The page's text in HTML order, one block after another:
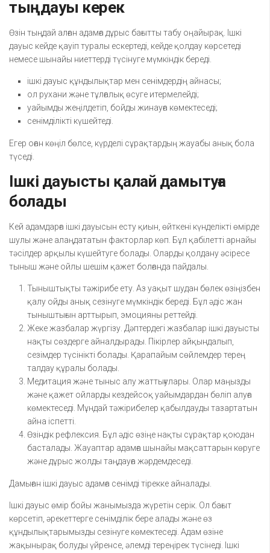
тыңдауы керек
Өзін тыңдай алған адамға дұрыс бағытты табу оңайырақ. Ішкі
дауыс кейде қауіп туралы ескертеді, кейде қолдау көрсетеді
немесе шынайы ниеттерді түсінуге мүмкіндік береді.
ішкі дауыс құндылықтар мен сенімдердің айнасы;
ол рухани және тұлғалық өсуге итермелейді;
уайымды жеңілдетіп, бойды жинауға көмектеседі;
сенімділікті күшейтеді.
Егер оған көңіл бөлсе, күрделі сұрақтардың жауабы анық бола
түседі.
Ішкі дауысты қалай дамытуға
болады
Кей адамдарға ішкі дауысын есту қиын, өйткені күнделікті өмірде
шулы және алаңдататын факторлар көп. Бұл қабілетті арнайы
тәсілдер арқылы күшейтуге болады. Оларды қолдану әсіресе
тыныш және ойлы шешім қажет болғанда пайдалы.
Тыныштықты тәжірибе ету. Аз уақыт шудан бөлек өзіңізбен
қалу ойды анық сезінуге мүмкіндік береді. Бұл әдіс жан
тыныштығын арттырып, эмоцияны реттейді.
Жеке жазбалар жүргізу. Дәптердегі жазбалар ішкі дауысты
нақты сөздерге айналдырады. Пікірлер айқындалып,
сезімдер түсінікті болады. Қарапайым сөйлемдер терең
талдау құралы болады.
Медитация және тыныс алу жаттығулары. Олар маңызды
және қажет ойларды кездейсоқ уайымдардан бөліп алуға
көмектеседі. Мұндай тәжірибелер қабылдауды тазартатын
айна іспетті.
Өзіндік рефлексия. Бұл әдіс өзіңе нақты сұрақтар қоюдан
басталады. Жауаптар адамға шынайы мақсаттарын көруге
және дұрыс жолды таңдауға жәрдемдеседі.
Дамыған ішкі дауыс адамға сенімді тірекке айналады.
Ішкі дауыс өмір бойы жанымызда жүретін серік. Ол бағыт
көрсетіп, әрекеттерге сенімділік бере алады және өз
құндылықтарымызды сезінуге көмектеседі. Адам өзіне
жақынырақ болуды үйренсе, әлемді тереңірек түсінеді. Ішкі